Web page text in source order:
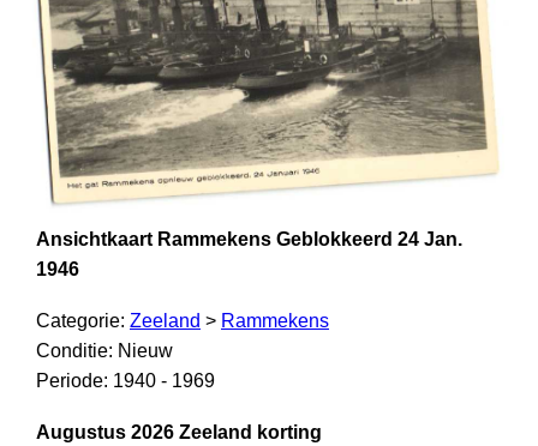
Ansichtkaart Rammekens Geblokkeerd 24 Jan.
1946
Categorie: Zeeland > Rammekens
Conditie: Nieuw
Periode: 1940 - 1969
Augustus 2026 Zeeland korting